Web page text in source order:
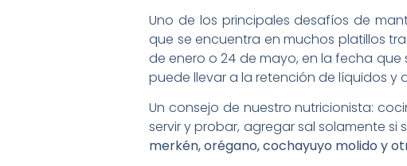
Uno de los principales desafíos de
que se encuentra en muchos platillos
de enero o 24 de mayo, en la fecha
puede llevar a la retención de líquidos y
Un consejo de nuestro nutricionista:
servir y probar, agregar sal solamente
merkén, orégano, cochayuyo molido y